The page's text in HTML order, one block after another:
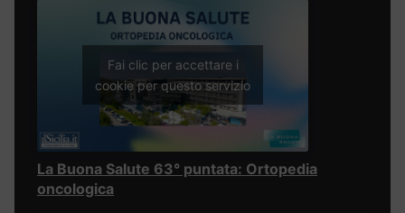
Fai clic per accettare i
cookie per questo servizio
La Buona Salute 63° puntata: Ortopedia
oncologica